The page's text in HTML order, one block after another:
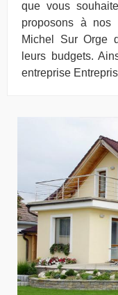
que vous
proposons à
Michel Sur Orge
leurs budgets.
entreprise